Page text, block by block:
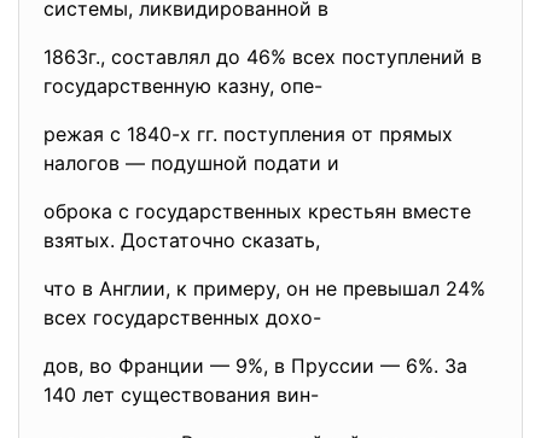
системы, ликвидированной в
1863г., составлял до 46% всех поступлений в
государственную казну, опе-
режая с 1840-х гг. поступления от прямых
налогов — подушной подати и
оброка с государственных крестьян вместе
взятых. Достаточно сказать,
что в Англии, к примеру, он не превышал 24%
всех государственных дохо-
дов, во Франции — 9%, в Пруссии — 6%. За
140 лет существования вин-